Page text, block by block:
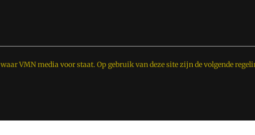
waar VMN media voor staat. Op gebruik van deze site zijn de volgende